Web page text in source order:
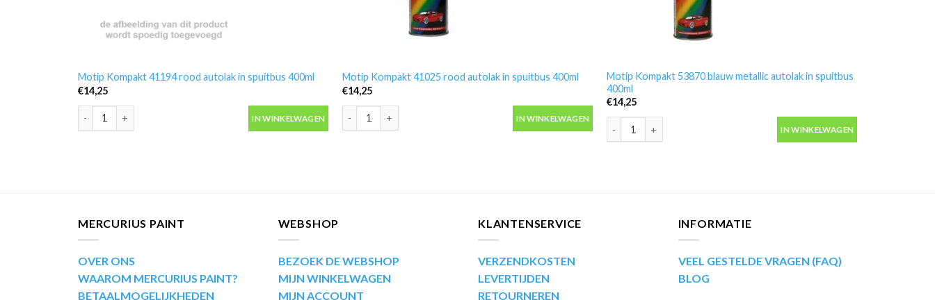
Motip Kompakt 41194 rood autolak in spuitbus 400ml
€14,25
Motip Kompakt 41194 rood autolak in spuitbus 400ml aantal
IN WINKELWAGEN
Motip Kompakt 41025 rood autolak in spuitbus 400ml
€14,25
Motip Kompakt 41025 rood autolak in spuitbus 400ml aantal
IN WINKELWAGEN
Motip Kompakt 53870 blauw metallic autolak in spuitbus
400ml
€14,25
Motip Kompakt 53870 blauw metallic autolak in spuitbus 400ml aantal
IN WINKELWAGEN
MERCURIUS PAINT
OVER ONS
WAAROM MERCURIUS PAINT?
BETAALMOGELIJKHEDEN
WEBSHOP
BEZOEK DE WEBSHOP
MIJN WINKELWAGEN
MIJN ACCOUNT
KLANTENSERVICE
VERZENDKOSTEN
LEVERTIJDEN
RETOURNEREN
INFORMATIE
VEEL GESTELDE VRAGEN (FAQ)
BLOG